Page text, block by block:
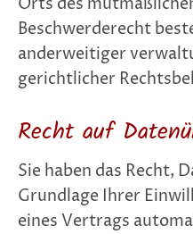
Beschwerderecht
anderweitiger
gerichtlicher
Recht auf
Sie haben das Recht,
Grundlage Ihrer
eines Vertrags